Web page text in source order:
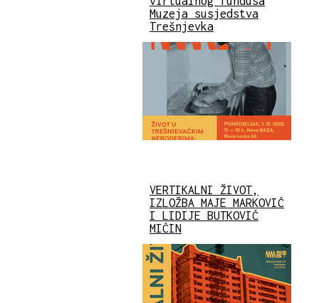
Muzeja susjedstva
Trešnjevka
VERTIKALNI ŽIVOT,
IZLOŽBA MAJE MARKOVIĆ
I LIDIJE BUTKOVIĆ
MIĆIN